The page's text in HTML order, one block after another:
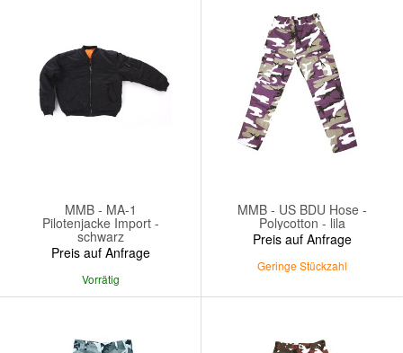
MMB - MA-1
Pilotenjacke Import -
schwarz
Preis auf Anfrage
Vorrätig
MMB - US BDU Hose -
Polycotton - lila
Preis auf Anfrage
Geringe Stückzahl